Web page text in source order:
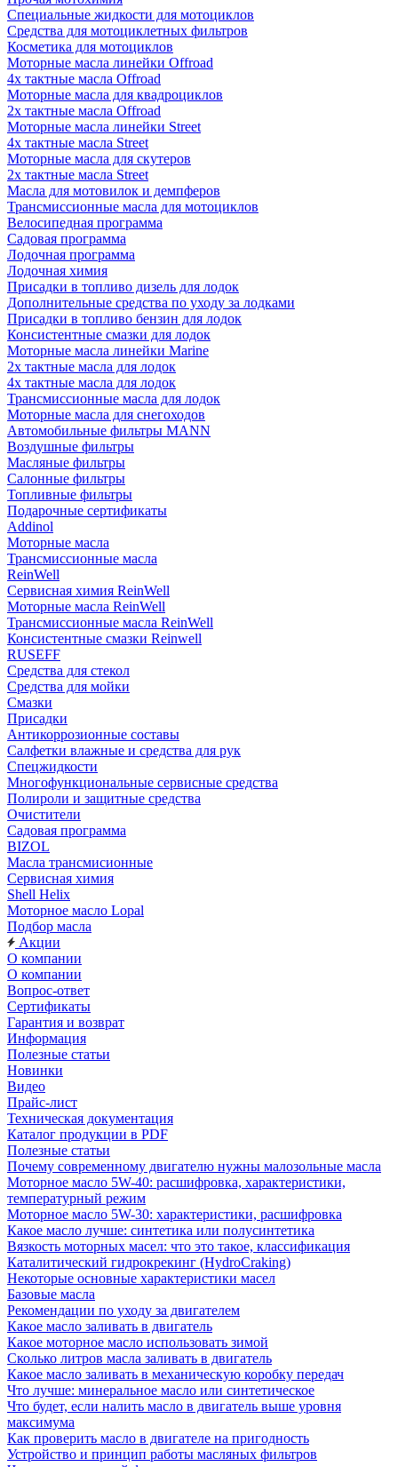
Специальные жидкости для мотоциклов
Средства для мотоциклетных фильтров
Косметика для мотоциклов
Моторные масла линейки Offroad
4х тактные масла Offroad
Моторные масла для квадроциклов
2х тактные масла Offroad
Моторные масла линейки Street
4х тактные масла Street
Моторные масла для скутеров
2х тактные масла Street
Масла для мотовилок и демпферов
Трансмиссионные масла для мотоциклов
Велосипедная программа
Садовая программа
Лодочная программа
Лодочная химия
Присадки в топливо дизель для лодок
Дополнительные средства по уходу за лодками
Присадки в топливо бензин для лодок
Консистентные смазки для лодок
Моторные масла линейки Marine
2х тактные масла для лодок
4х тактные масла для лодок
Трансмиссионные масла для лодок
Моторные масла для снегоходов
Автомобильные фильтры MANN
Воздушные фильтры
Масляные фильтры
Салонные фильтры
Топливные фильтры
Подарочные сертификаты
Addinol
Моторные масла
Трансмиссионные масла
ReinWell
Сервисная химия ReinWell
Моторные масла ReinWell
Трансмиссионные масла ReinWell
Консистентные смазки Reinwell
RUSEFF
Средства для стекол
Средства для мойки
Смазки
Присадки
Антикоррозионные составы
Салфетки влажные и средства для рук
Спецжидкости
Многофункциональные сервисные средства
Полироли и защитные средства
Очистители
Садовая программа
BIZOL
Масла трансмисионные
Сервисная химия
Shell Helix
Моторное масло Lopal
Подбор масла
Акции
О компании
О компании
Вопрос-ответ
Сертификаты
Гарантия и возврат
Информация
Полезные статьи
Новинки
Видео
Прайс-лист
Техническая документация
Каталог продукции в PDF
Полезные статьи
Почему современному двигателю нужны малозольные масла
Моторное масло 5W-40: расшифровка, характеристики,
температурный режим
Моторное масло 5W-30: характеристики, расшифровка
Какое масло лучше: синтетика или полусинтетика
Вязкость моторных масел: что это такое, классификация
Каталитический гидрокрекинг (НydroСraking)
Некоторые основные характеристики масел
Базовые масла
Рекомендации по уходу за двигателем
Какое масло заливать в двигатель
Какое моторное масло использовать зимой
Сколько литров масла заливать в двигатель
Какое масло заливать в механическую коробку передач
Что лучше: минеральное масло или синтетическое
Что будет, если налить масло в двигатель выше уровня
максимума
Как проверить масло в двигателе на пригодность
Устройство и принцип работы масляных фильтров